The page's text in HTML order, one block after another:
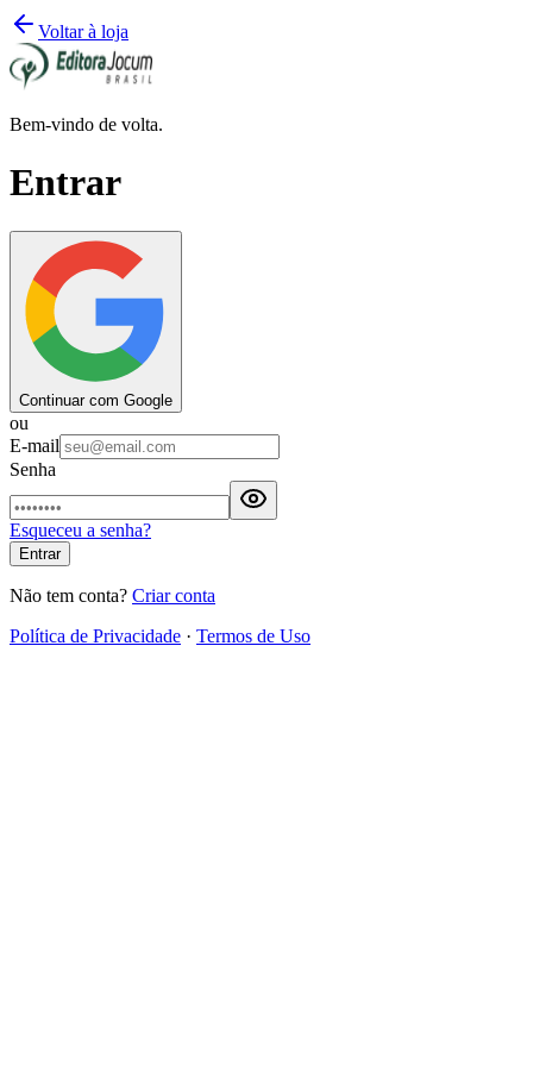
Voltar à loja
Bem-vindo de volta.
Entrar
Continuar com Google
ou
E-mail
Senha
Esqueceu a senha?
Entrar
Não tem conta? Criar conta
Política de Privacidade · Termos de Uso